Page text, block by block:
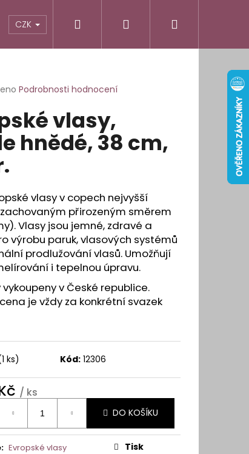
obchodu Informace pro vás
CZK Přihlášení
Podrobnosti hodnocení
vlasy,
hnědé, 38 cm,
vlasy v copech nejvyšší
přirozeným směrem
Vlasy jsou jemné, zdravé a
výrobu paruk, vlasových systémů
prodlužování vlasů. Umožňují
i tepelnou úpravu.
v České republice.
je vždy za konkrétní svazek
ks) Kód: 12306
/ ks
DO KOŠÍKU
: Evropské vlasy
Tisk
LEPÍCÍ
SYSTÉMY